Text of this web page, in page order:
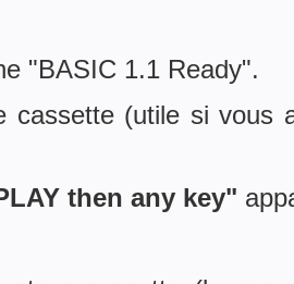
"BASIC 1.1 Ready".
cassette (utile si vous
then any key"